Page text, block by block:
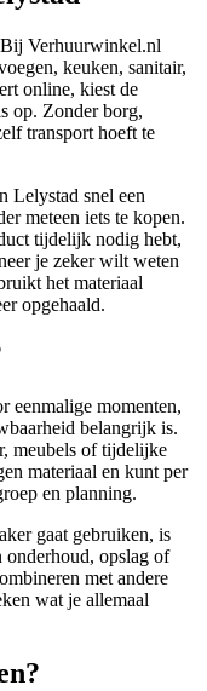
Verhuurwinkel.nl
keuken, sanitair,
online, kiest de
op. Zonder borg,
transport hoeft te
Lelystad snel een
meteen iets te kopen.
tijdelijk nodig hebt,
je zeker wilt weten
het materiaal
opgehaald.
eenmalige momenten,
belangrijk is.
meubels of tijdelijke
materiaal en kunt per
en planning.
gaat gebruiken, is
onderhoud, opslag of
met andere
wat je allemaal